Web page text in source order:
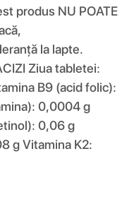
produs NU POATE
la lapte.
Ziua tabletei:
B9 (acid folic):
0,0004 g
0,06 g
g Vitamina K2: